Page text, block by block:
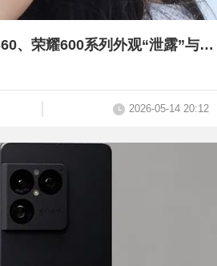
2亿主摄+8000mAh电池，小米17 Max配置公布 | vivo S60、荣耀600系列外观“泄露”与公布
2026-05-14 20:12